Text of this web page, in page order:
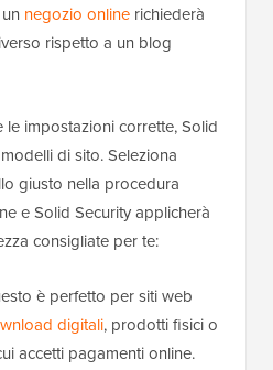
negozio online richiederà
rispetto a un blog
le impostazioni corrette, Solid
di sito. Seleziona
giusto nella procedura
e Solid Security applicherà
consigliate per te:
è perfetto per siti web
digitali, prodotti fisici o
accetti pagamenti online.